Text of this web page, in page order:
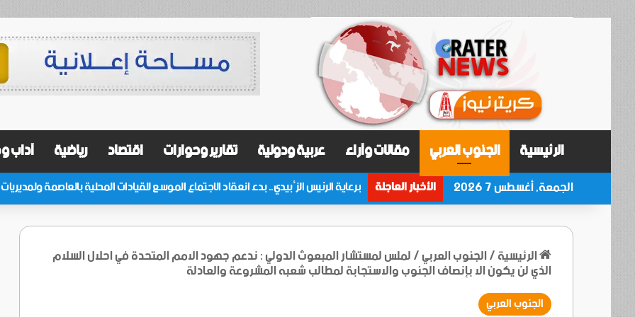
الرئيسية الجنوب العربي مقالات وآراء عربية ودولية تقارير وحوارات اقتصاد رياضية آداب
الجمعة, أغسطس 7 2026 الأخبار العاجلة
الرئيسية/الجنوب العربي/لملس لمستشار المبعوث الدولي : ندعم جهود الامم المتحدة في احلال السلام
الذي لن يكون الا بإنصاف الجنوب والاستجابة لمطالب شعبه المشروعة والعادلة
الجنوب العربي